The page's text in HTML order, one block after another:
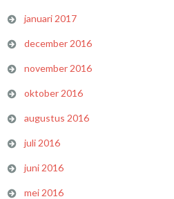
januari 2017
december 2016
november 2016
oktober 2016
augustus 2016
juli 2016
juni 2016
mei 2016